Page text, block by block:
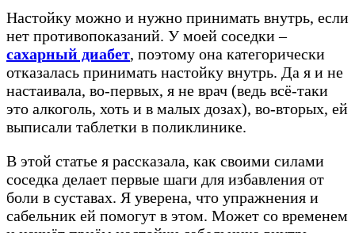
Настойку можно и нужно принимать внутрь, если
нет противопоказаний. У моей соседки –
сахарный диабет, поэтому она категорически
отказалась принимать настойку внутрь. Да я и не
настаивала, во-первых, я не врач (ведь всё-таки
это алкоголь, хоть и в малых дозах), во-вторых, ей
выписали таблетки в поликлинике.
В этой статье я рассказала, как своими силами
соседка делает первые шаги для избавления от
боли в суставах. Я уверена, что упражнения и
сабельник ей помогут в этом. Может со временем